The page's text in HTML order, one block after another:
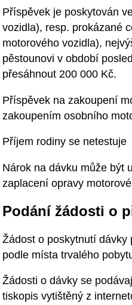
Příspěvek je poskytován
vozidla), resp. prokázané
motorového vozidla),
pěstounovi v období
přesáhnout 200 000 Kč.
Příspěvek na zakoupení
zakoupením osobního
Příjem rodiny se netestuje
Nárok na dávku může být
zaplacení opravy
Podání žádosti o
Žádost o poskytnutí
podle místa trvalého
Žádosti o dávky se
tiskopis vytištěný z